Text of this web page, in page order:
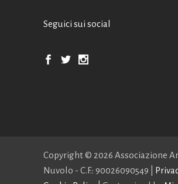
Seguici sui social
Copyright © 2026 Associazione
Nuvolo - C.F.: 90026090549 |